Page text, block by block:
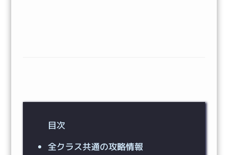
目次
全クラス共通の攻略情報